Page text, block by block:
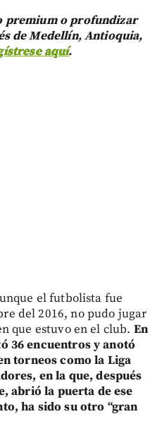
premium o profundizar
de Medellín, Antioquia,
aquí.
el futbolista fue
del 2016, no pudo jugar
que estuvo en el club. En
36 encuentros y anotó
torneos como la Liga
en la que, después
abrió la puerta de ese
ha sido su otro “gran